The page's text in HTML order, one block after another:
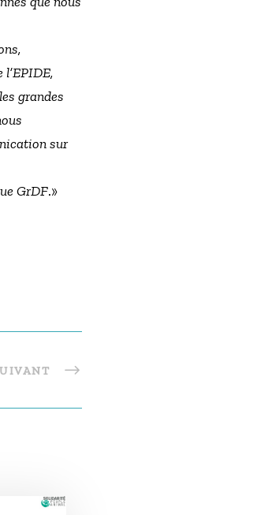
grandes
sur
GrDF.»